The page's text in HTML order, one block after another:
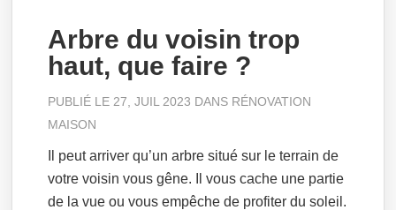
Arbre du voisin trop
haut, que faire ?
PUBLIÉ LE 27, JUIL 2023 DANS RÉNOVATION
MAISON
Il peut arriver qu’un arbre situé sur le terrain de
votre voisin vous gêne. Il vous cache une partie
de la vue ou vous empêche de profiter du soleil.